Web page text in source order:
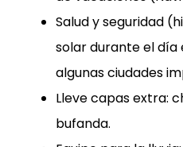
Salud y seguridad
solar durante el día
algunas ciudades
Lleve capas extra:
bufanda.